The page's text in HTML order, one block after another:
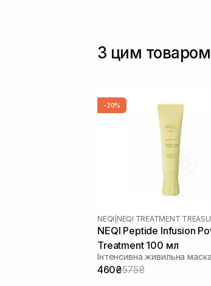
З цим
-20%
NEQI NEQI TREATMENT
NEQI Peptide Infusion
Treatment 100 мл
460₴575₴